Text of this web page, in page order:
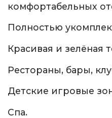
комфортабельных
Полностью
Красивая и зелёная
Рестораны, бары,
Детские игровые
Спа.